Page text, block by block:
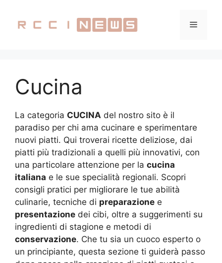
contenuto
Menu
Cucina
La categoria CUCINA del nostro sito è il
paradiso per chi ama cucinare e sperimentare
nuovi piatti. Qui troverai ricette deliziose, dai
piatti più tradizionali a quelli più innovativi, con
una particolare attenzione per la cucina
italiana e le sue specialità regionali. Scopri
consigli pratici per migliorare le tue abilità
culinarie, tecniche di preparazione e
presentazione dei cibi, oltre a suggerimenti su
ingredienti di stagione e metodi di
conservazione. Che tu sia un cuoco esperto o
un principiante, questa sezione ti guiderà passo